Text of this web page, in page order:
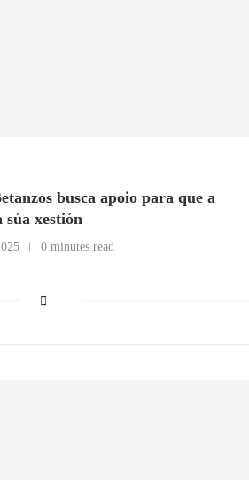
busca apoio para que a
súa xestión
0 minutes read